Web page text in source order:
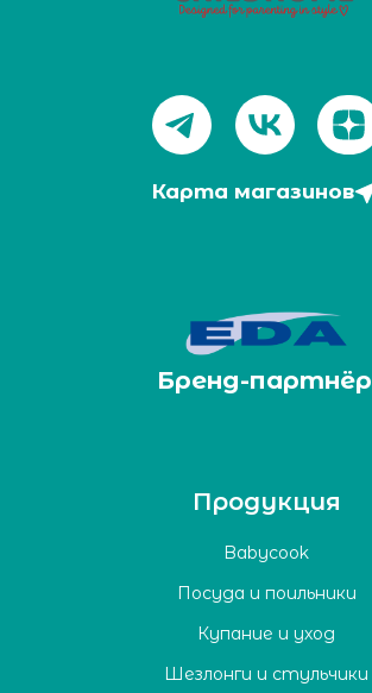
Карта магазинов
Бренд-партнёр
Продукция
Babycook
Посуда и поильники
Купание и уход
Шезлонги и стульчики